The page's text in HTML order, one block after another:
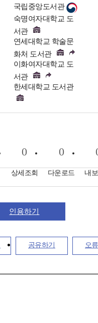
국립중앙도서관
숙명여자대학교 도
서관
연세대학교 학술문
화처 도서관
이화여자대학교 도
서관
한세대학교 도서관
0
상세조회
0
다운로드 내
인용하기
공유하기 오